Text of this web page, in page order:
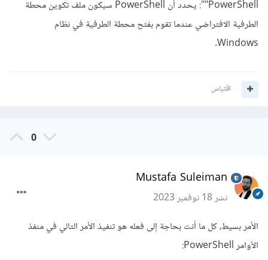
"PowerShell": يحدد أن PowerShell سيكون ملف تكوين محطة
الطرفية الافتراضي عندما تقوم بفتح محطة الطرفية في نظام
Windows.
اقتباس
0
Mustafa Suleiman
نشر18 نوفمبر 2023
الأمر بسيط، كل ما أنت بحاجة إلى فعله هو تنفيذ الأمر التالي في منفذ
الأوامر PowerShell: